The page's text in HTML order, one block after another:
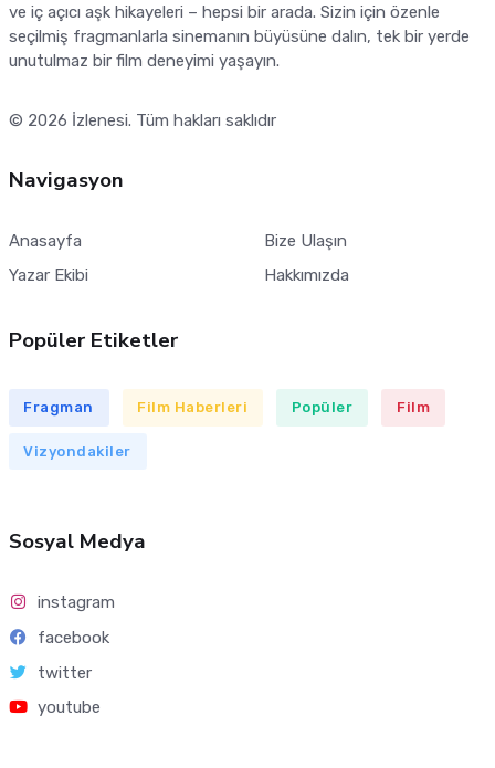
ve iç açıcı aşk hikayeleri – hepsi bir arada. Sizin için özenle
seçilmiş fragmanlarla sinemanın büyüsüne dalın, tek bir yerde
unutulmaz bir film deneyimi yaşayın.
© 2026 İzlenesi. Tüm hakları saklıdır
Navigasyon
Anasayfa
Yazar Ekibi
Bize Ulaşın
Hakkımızda
Popüler Etiketler
Fragman Film Haberleri Popüler Film
Vizyondakiler
Sosyal Medya
instagram
facebook
twitter
youtube